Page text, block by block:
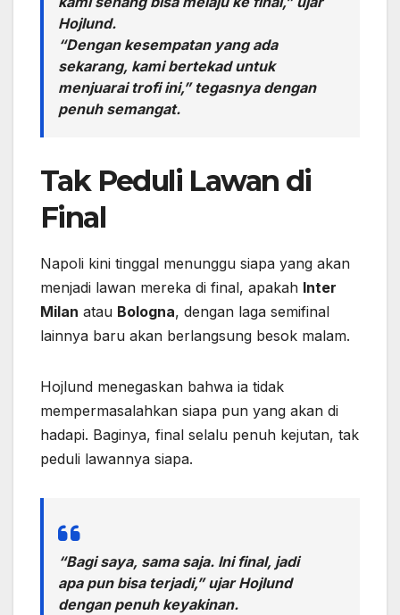
Hojlund.
“Dengan kesempatan yang ada
sekarang, kami bertekad untuk
menjuarai trofi ini,” tegasnya dengan
penuh semangat.
Tak Peduli Lawan di
Final
Napoli kini tinggal menunggu siapa yang akan
menjadi lawan mereka di final, apakah Inter
Milan atau Bologna, dengan laga semifinal
lainnya baru akan berlangsung besok malam.
Hojlund menegaskan bahwa ia tidak
mempermasalahkan siapa pun yang akan di
hadapi. Baginya, final selalu penuh kejutan, tak
peduli lawannya siapa.
“Bagi saya, sama saja. Ini final, jadi
apa pun bisa terjadi,” ujar Hojlund
dengan penuh keyakinan.